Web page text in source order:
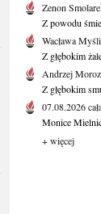
Zenon
Z powodu
Wacława
Z głębokim
Andrzej
Z głębokim
07.08.2026
Monice
+ więcej